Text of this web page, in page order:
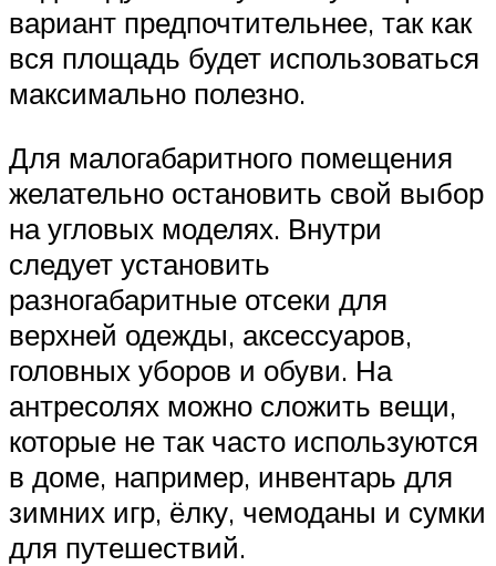
вариант предпочтительнее, так как
вся площадь будет использоваться
максимально полезно.
Для малогабаритного помещения
желательно остановить свой выбор
на угловых моделях. Внутри
следует установить
разногабаритные отсеки для
верхней одежды, аксессуаров,
головных уборов и обуви. На
антресолях можно сложить вещи,
которые не так часто используются
в доме, например, инвентарь для
зимних игр, ёлку, чемоданы и сумки
для путешествий.